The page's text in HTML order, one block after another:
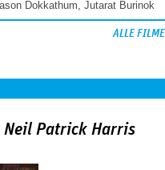
Dokkathum, Jutarat Burinok
ALLE FILME
Neil Patrick Harris